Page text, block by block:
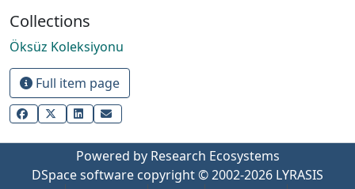
Collections
Öksüz Koleksiyonu
Full item page
Powered by Research Ecosystems
DSpace software copyright © 2002-2026 LYRASIS